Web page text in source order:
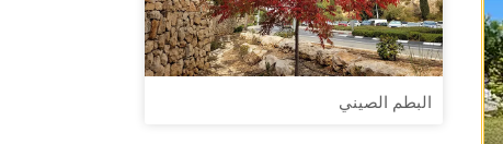
البطم الصيني